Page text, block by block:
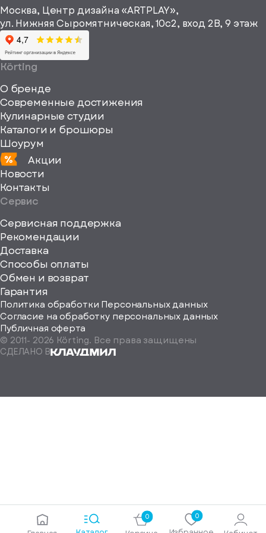
информационные
материалы
viewBox="0
0
Москва, Центр дизайна «ARTPLAY»,
ул. Нижняя Сыромятническая, 10с2, вход 2B, 9 этаж
Körting
О бренде
Современные достижения
Кулинарные студии
Каталоги и брошюры
Шоурум
Акции
Новости
Контакты
Сервис
Сервисная поддержка
Рекомендации
Доставка
Способы оплаты
Обмен и возврат
Гарантия
Политика обработки Персональных данных
Согласие на обработку персональных данных
Публичная оферта
© 2011- 2026 Körting. Все права защищены
СДЕЛАНО В
0 0
Определить
на-
Самара